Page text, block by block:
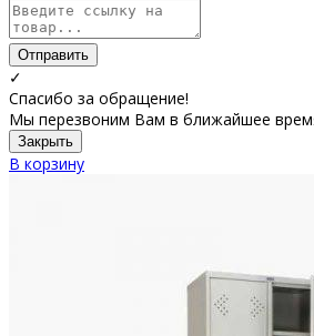
Отправить
✓
Спасибо за обращение!
Мы перезвоним Вам в ближайшее
Закрыть
В корзину